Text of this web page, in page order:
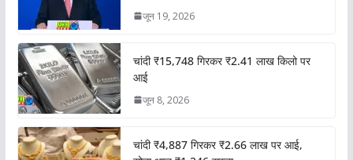
जून 19, 2026
चांदी ₹15,748 गिरकर ₹2.41 लाख किलो पर
आई
जून 8, 2026
चांदी ₹4,887 गिरकर ₹2.66 लाख पर आई,